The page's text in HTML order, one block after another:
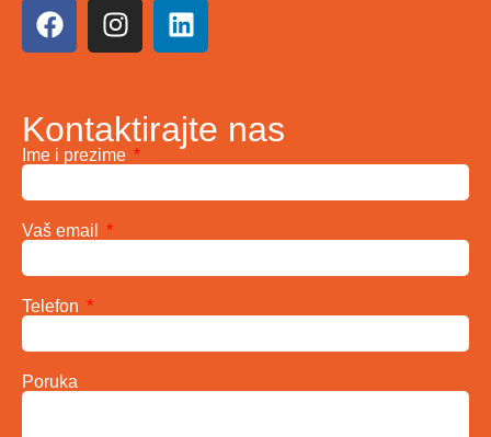
Kontaktirajte nas
Ime i prezime
Vaš email
Telefon
Poruka